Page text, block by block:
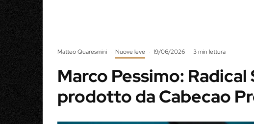
Matteo Quaresmini · Nuove leve · 19/06/2026 · 3 min lettura
Marco Pessimo:
prodotto da Cabecao